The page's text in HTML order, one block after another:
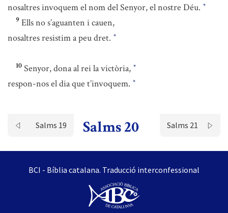
nosaltres invoquem el nom del Senyor, el nostre Déu. *
9 Ells no s’aguanten i cauen,
nosaltres resistim a peu dret. *
10 Senyor, dona al rei la victòria, *
respon-nos el dia que t’invoquem. *
Salms 19 Salms 20 Salms 21
BCI - Bíblia catalana. Traducció interconfessional